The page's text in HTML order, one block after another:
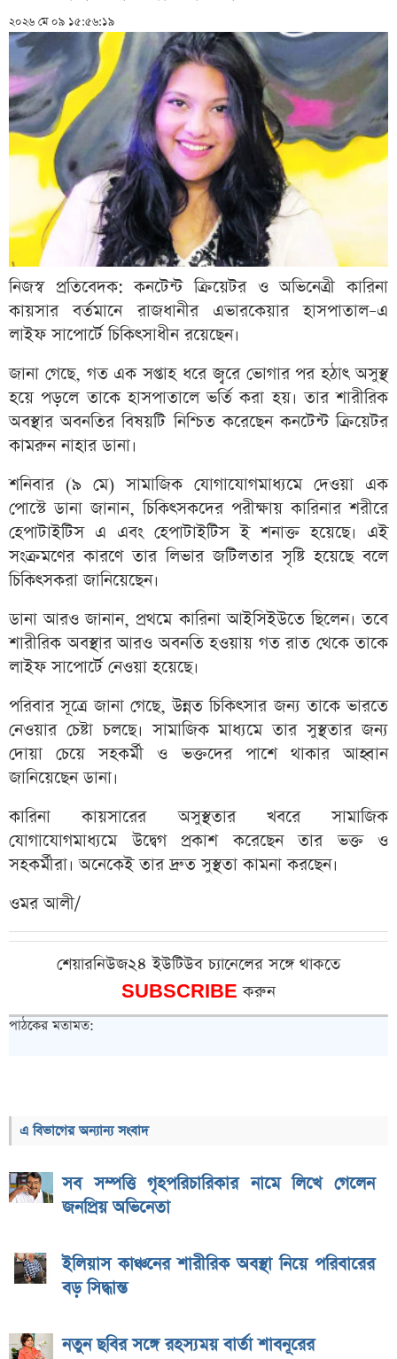
২০২৬ মে ০৯ ১৫:৫৬:১৯
নিজস্ব প্রতিবেদক: কনটেন্ট ক্রিয়েটর ও অভিনেত্রী কারিনা
কায়সার বর্তমানে রাজধানীর এভারকেয়ার হাসপাতাল–এ
লাইফ সাপোর্টে চিকিৎসাধীন রয়েছেন।
জানা গেছে, গত এক সপ্তাহ ধরে জ্বরে ভোগার পর হঠাৎ অসুস্থ
হয়ে পড়লে তাকে হাসপাতালে ভর্তি করা হয়। তার শারীরিক
অবস্থার অবনতির বিষয়টি নিশ্চিত করেছেন কনটেন্ট ক্রিয়েটর
কামরুন নাহার ডানা।
শনিবার (৯ মে) সামাজিক যোগাযোগমাধ্যমে দেওয়া এক
পোস্টে ডানা জানান, চিকিৎসকদের পরীক্ষায় কারিনার শরীরে
হেপাটাইটিস এ এবং হেপাটাইটিস ই শনাক্ত হয়েছে। এই
সংক্রমণের কারণে তার লিভার জটিলতার সৃষ্টি হয়েছে বলে
চিকিৎসকরা জানিয়েছেন।
ডানা আরও জানান, প্রথমে কারিনা আইসিইউতে ছিলেন। তবে
শারীরিক অবস্থার আরও অবনতি হওয়ায় গত রাত থেকে তাকে
লাইফ সাপোর্টে নেওয়া হয়েছে।
পরিবার সূত্রে জানা গেছে, উন্নত চিকিৎসার জন্য তাকে ভারতে
নেওয়ার চেষ্টা চলছে। সামাজিক মাধ্যমে তার সুস্থতার জন্য
দোয়া চেয়ে সহকর্মী ও ভক্তদের পাশে থাকার আহ্বান
জানিয়েছেন ডানা।
কারিনা কায়সারের অসুস্থতার খবরে সামাজিক
যোগাযোগমাধ্যমে উদ্বেগ প্রকাশ করেছেন তার ভক্ত ও
সহকর্মীরা। অনেকেই তার দ্রুত সুস্থতা কামনা করছেন।
ওমর আলী/
শেয়ারনিউজ২৪ ইউটিউব চ্যানেলের সঙ্গে থাকতে
SUBSCRIBEকরুন
পাঠকের মতামত:
এ বিভাগের অন্যান্য সংবাদ
সব সম্পত্তি গৃহপরিচারিকার নামে লিখে গেলেন
জনপ্রিয় অভিনেতা
ইলিয়াস কাঞ্চনের শারীরিক অবস্থা নিয়ে পরিবারের
বড় সিদ্ধান্ত
নতুন ছবির সঙ্গে রহস্যময় বার্তা শাবনূরের